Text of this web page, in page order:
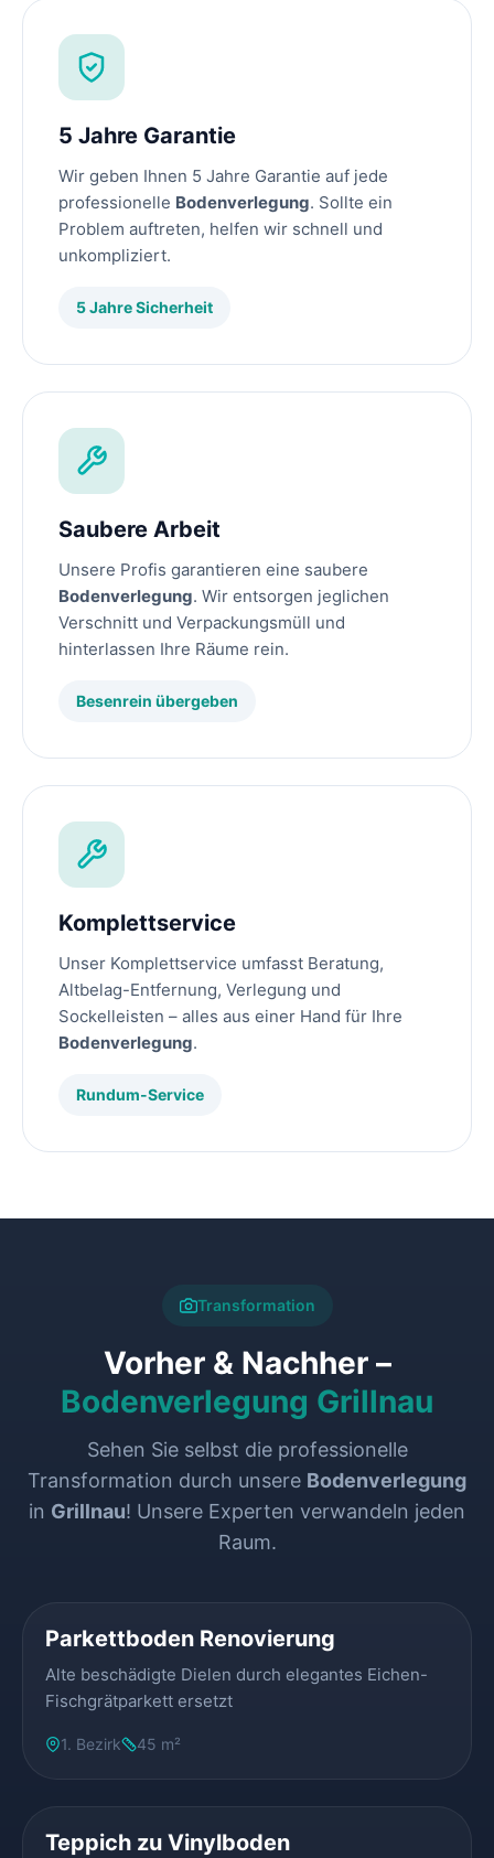
5 Jahre Garantie
Wir geben Ihnen 5 Jahre Garantie auf jede
professionelle Bodenverlegung. Sollte ein
Problem auftreten, helfen wir schnell und
unkompliziert.
5 Jahre Sicherheit
Saubere Arbeit
Unsere Profis garantieren eine saubere
Bodenverlegung. Wir entsorgen jeglichen
Verschnitt und Verpackungsmüll und
hinterlassen Ihre Räume rein.
Besenrein übergeben
Komplettservice
Unser Komplettservice umfasst Beratung,
Altbelag-Entfernung, Verlegung und
Sockelleisten – alles aus einer Hand für Ihre
Bodenverlegung.
Rundum-Service
Transformation
Vorher & Nachher –
Bodenverlegung Grillnau
Sehen Sie selbst die professionelle
Transformation durch unsere Bodenverlegung
in Grillnau! Unsere Experten verwandeln jeden
Raum.
Parkettboden Renovierung
Alte beschädigte Dielen durch elegantes Eichen-
Fischgrätparkett ersetzt
1. Bezirk 45 m²
Teppich zu Vinylboden